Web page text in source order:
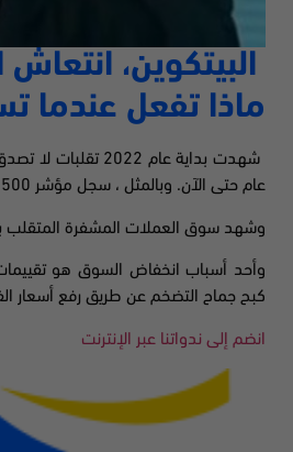
البيتكوين،
ماذا تفعل عندما
شهدت بداية عام
عام حتى الآن. وبالمثل ، سجل مؤشر
وشهد سوق العملات المشفرة المتقلب
وأحد أسباب انخفاض السوق هو
كبح جماح التضخم عن طريق رفع أسعار
انضم إلى ندواتنا عبر الإنترنت